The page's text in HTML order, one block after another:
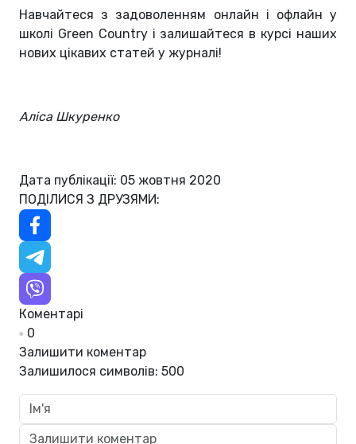
Навчайтеся з задоволенням онлайн і офлайн у
школі Green Country і залишайтеся в курсі наших
нових цікавих статей у журналі!
Аліса Шкуренко
Дата публікації: 05 жовтня 2020
ПОДІЛИСЯ З ДРУЗЯМИ:
Коментарі
0
Залишити коментар
Залишилося символів: 500